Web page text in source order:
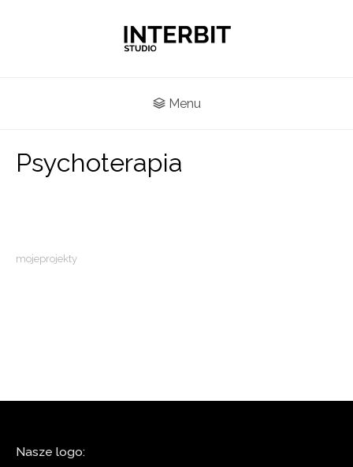
Menu
Psychoterapia
mojeprojekty
Nasze logo: